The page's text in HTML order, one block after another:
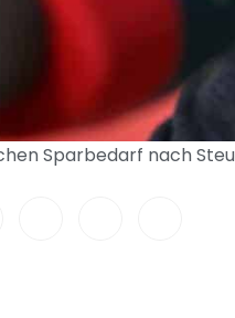
Sparbedarf nach